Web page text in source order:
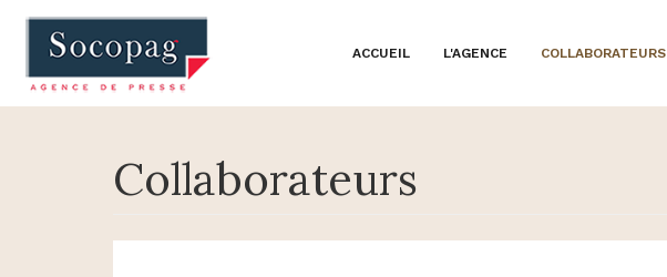
ACCUEIL L'AGENCE COLLABORATEURS
Collaborateurs